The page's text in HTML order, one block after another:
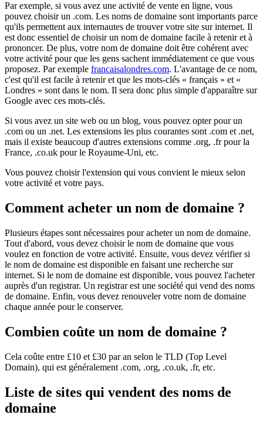
Par exemple, si vous avez une activité de vente en ligne, vous
pouvez choisir un .com. Les noms de domaine sont importants parce
qu'ils permettent aux internautes de trouver votre site sur internet. Il
est donc essentiel de choisir un nom de domaine facile à retenir et à
prononcer. De plus, votre nom de domaine doit être cohérent avec
votre activité pour que les gens sachent immédiatement ce que vous
proposez. Par exemple francaisalondres.com. L'avantage de ce nom,
c'est qu'il est facile à retenir et que les mots-clés « français » et «
Londres » sont dans le nom. Il sera donc plus simple d'apparaître sur
Google avec ces mots-clés.
Si vous avez un site web ou un blog, vous pouvez opter pour un
.com ou un .net. Les extensions les plus courantes sont .com et .net,
mais il existe beaucoup d'autres extensions comme .org, .fr pour la
France, .co.uk pour le Royaume-Uni, etc.
Vous pouvez choisir l'extension qui vous convient le mieux selon
votre activité et votre pays.
Comment acheter un nom de domaine ?
Plusieurs étapes sont nécessaires pour acheter un nom de domaine.
Tout d'abord, vous devez choisir le nom de domaine que vous
voulez en fonction de votre activité. Ensuite, vous devez vérifier si
le nom de domaine est disponible en faisant une recherche sur
internet. Si le nom de domaine est disponible, vous pouvez l'acheter
auprès d'un registrar. Un registrar est une société qui vend des noms
de domaine. Enfin, vous devez renouveler votre nom de domaine
chaque année pour le conserver.
Combien coûte un nom de domaine ?
Cela coûte entre £10 et £30 par an selon le TLD (Top Level
Domain), qui est généralement .com, .org, .co.uk, .fr, etc.
Liste de sites qui vendent des noms de
domaine